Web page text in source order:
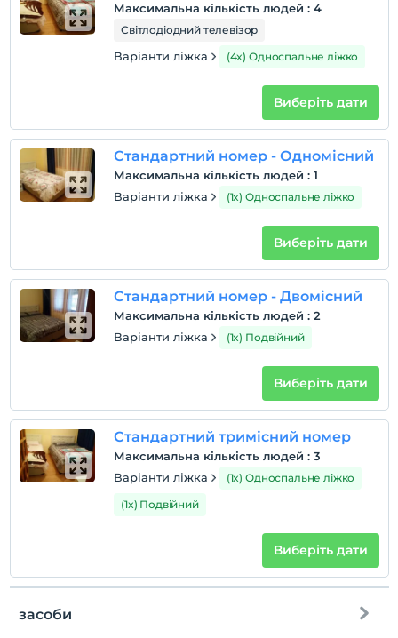
років
Кожна кімната безкоштовна для 2 дітей віком до 13
Максимальна кількість людей : 4
Світлодіодний телевізор
Варіанти ліжка (4x) Односпальне ліжко
Виберіть дати
Стандартний номер - Одномісний
Максимальна кількість людей : 1
Варіанти ліжка
(1x) Односпальне ліжко
Виберіть дати
Стандартний номер - Двомісний
Максимальна кількість людей : 2
Варіанти ліжка
(1x) Подвійний
Виберіть дати
Стандартний тримісний номер
Максимальна кількість людей : 3
Варіанти ліжка
(1x) Односпальне ліжко
(1x) Подвійний
Виберіть дати
засоби